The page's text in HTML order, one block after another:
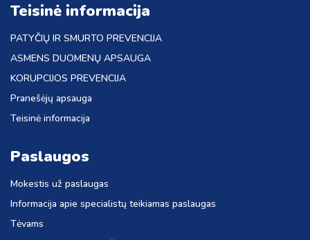
Teisinė informacija
PATYČIŲ IR SMURTO PREVENCIJA
ASMENS DUOMENŲ APSAUGA
KORUPCIJOS PREVENCIJA
Pranešėjų apsauga
Teisinė informacija
Paslaugos
Mokestis už paslaugas
Informacija apie specialistų teikiamas paslaugas
Tėvams